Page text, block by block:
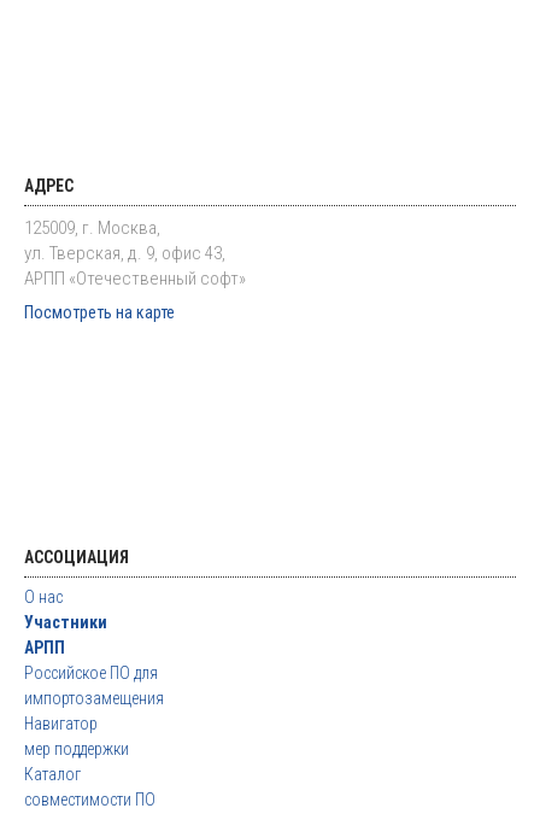
АДРЕС
125009, г. Москва,
ул. Тверская, д. 9, офис 43,
АРПП «Отечественный софт»
Посмотреть на карте
АССОЦИАЦИЯ
О нас
Участники
АРПП
Российское ПО для
импортозамещения
Навигатор
мер поддержки
Каталог
совместимости ПО